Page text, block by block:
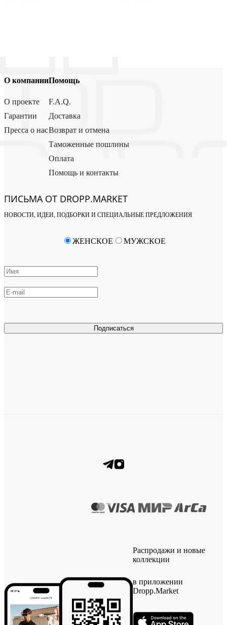
О компании
О проекте
Гарантии
Пресса о нас
Помощь
F.A.Q.
Доставка
Возврат и отмена
Таможенные пошлины
Оплата
Помощь и контакты
ПИСЬМА ОТ DROPP.MARKET
НОВОСТИ, ИДЕИ, ПОДБОРКИ И СПЕЦИАЛЬНЫЕ ПРЕДЛОЖЕНИЯ
Подписаться
ЖЕНСКОЕ МУЖСКОЕ
Распродажи и новые
коллекции
в приложении
Dropp.Market